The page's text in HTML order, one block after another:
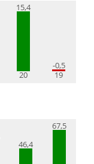
15,4
20
-0,5
19
46,4
67,5